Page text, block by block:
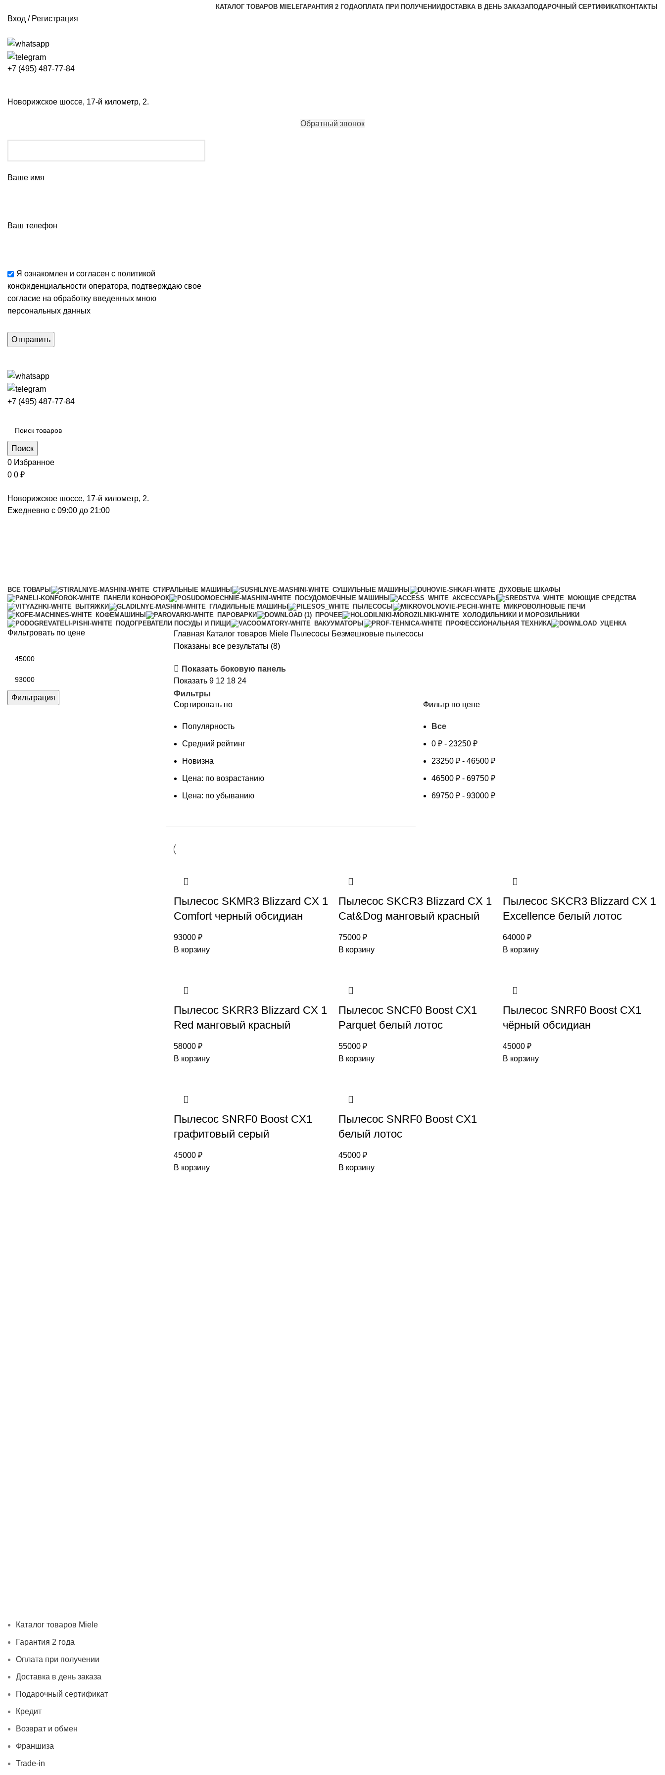
КАТАЛОГ ТОВАРОВ MIELEГАРАНТИЯ 2 ГОДАОПЛАТА ПРИ ПОЛУЧЕНИИДОСТАВКА В ДЕНЬ ЗАКАЗАПОДАРОЧНЫЙ СЕРТИФИКАТКОНТАКТЫ
Вход / Регистрация
+7 (495) 487-77-84
Новорижское шоссе, 17-й километр, 2.
Обратный звонок
Ваше имя
Ваш телефон
Я ознакомлен и согласен с политикой
конфиденциальности оператора, подтверждаю свое
согласие на обработку введенных мною
персональных данных
+7 (495) 487-77-84
Поиск
0 Избранное
0 0 ₽
Новорижское шоссе, 17-й километр, 2.
Ежедневно с 09:00 до 21:00
ВСЕ ТОВАРЫ СТИРАЛЬНЫЕ МАШИНЫ СУШИЛЬНЫЕ МАШИНЫ
ДУХОВЫЕ ШКАФЫ
ПАНЕЛИ КОНФОРОК
ПОСУДОМОЕЧНЫЕ МАШИНЫ АКСЕССУАРЫ
МОЮЩИЕ СРЕДСТВА
ВЫТЯЖКИ
ГЛАДИЛЬНЫЕ МАШИНЫ ПЫЛЕСОСЫ
МИКРОВОЛНОВЫЕ ПЕЧИ
КОФЕМАШИНЫ
ПАРОВАРКИ ПРОЧЕЕ
ХОЛОДИЛЬНИКИ И МОРОЗИЛЬНИКИ
ПОДОГРЕВАТЕЛИ ПОСУДЫ И ПИЩИ
ВАКУУМАТОРЫ ПРОФЕССИОНАЛЬНАЯ ТЕХНИКА УЦЕНКА
Фильтровать по цене
Фильтрация
Главная Каталог товаров Miele Пылесосы Безмешковые пылесосы
Показаны все результаты (8)Сортировка:
недавние
Показать боковую панель
Показать 9 12 18 24
Фильтры
Сортировать по
Популярность
Средний рейтинг
Новизна
Цена: по возрастанию
Цена: по убыванию
Фильтр по цене
Все
0 ₽ - 23250 ₽
23250 ₽ - 46500 ₽
46500 ₽ - 69750 ₽
69750 ₽ - 93000 ₽
Пылесос SKMR3 Blizzard CX 1
Comfort черный обсидиан
93000 ₽
В корзину
Пылесос SKCR3 Blizzard CX 1
Cat&Dog манговый красный
75000 ₽
В корзину
Пылесос SKCR3 Blizzard CX 1
Excellence белый лотос
64000₽
В корзину
Пылесос SKRR3 Blizzard CX 1
Red манговый красный
58000 ₽
В корзину
Пылесос SNCF0 Boost CX1
Parquet белый лотос
55000 ₽
В корзину
Пылесос SNRF0 Boost CX1
чёрный обсидиан
45000₽
В корзину
Пылесос SNRF0 Boost CX1
графитовый серый
45000 ₽
В корзину
Пылесос SNRF0 Boost CX1
белый лотос
45000 ₽
В корзину
Каталог товаров Miele
Гарантия 2 года
Оплата при получении
Доставка в день заказа
Подарочный сертификат
Кредит
Возврат и обмен
Франшиза
Trade-in